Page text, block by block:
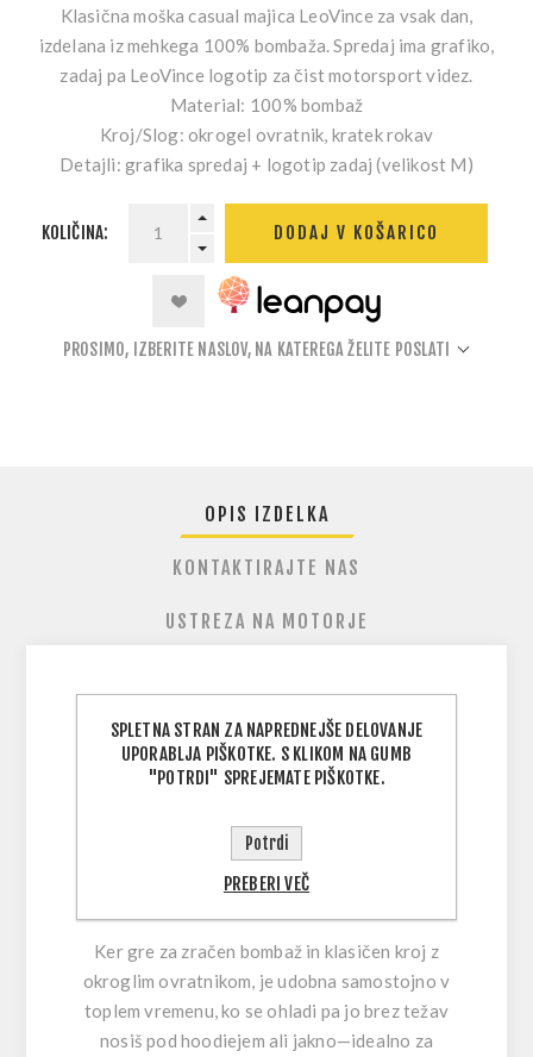
Klasična moška casual majica LeoVince za vsak dan,
izdelana iz mehkega 100% bombaža. Spredaj ima grafiko,
zadaj pa LeoVince logotip za čist motorsport videz.
Material: 100% bombaž
Kroj/Slog: okrogel ovratnik, kratek rokav
Detajli: grafika spredaj + logotip zadaj (velikost M)
KOLIČINA: DODAJ V KOŠARICO
PROSIMO, IZBERITE NASLOV, NA KATEREGA ŽELITE POSLATI
OPIS IZDELKA
KONTAKTIRAJTE NAS
USTREZA NA MOTORJE
Prinesi LeoVince stil tudi izven motorja.Ta
moška majica LeoVince je udoben kos za vsak
dan, izdelan iz 100% bombaža in dodelan z
LeoVince logotipom na hrbtu. Odlična izbira za
paddock, garažo, potovanja ali sproščen
Ker gre za zračen bombaž in klasičen kroj z
okroglim ovratnikom, je udobna samostojno v
toplem vremenu, ko se ohladi pa jo brez težav
nosiš pod hoodiejem ali jakno—idealno za
SPLETNA STRAN ZA NAPREDNEJŠE DELOVANJE
UPORABLJA PIŠKOTKE. S KLIKOM NA GUMB
"POTRDI" SPREJEMATE PIŠKOTKE.
Potrdi
PREBERI VEČ